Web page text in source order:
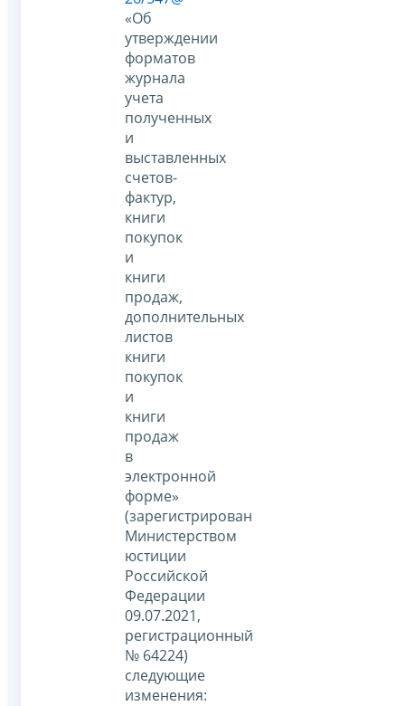
«Об
утверждении
форматов
журнала
учета
полученных
и
выставленных
счетов-
фактур,
книги
покупок
и
книги
продаж,
дополнительных
листов
книги
покупок
и
книги
продаж
в
электронной
форме»
(зарегистрирован
Министерством
юстиции
Российской
Федерации
09.07.2021,
регистрационный
№ 64224)
следующие
изменения: